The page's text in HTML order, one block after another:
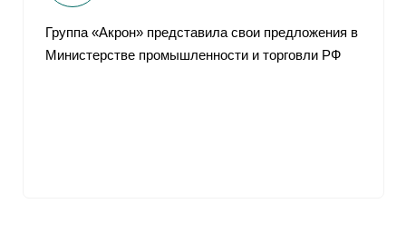
Группа «Акрон» представила свои предложения в
Министерстве промышленности и торговли РФ